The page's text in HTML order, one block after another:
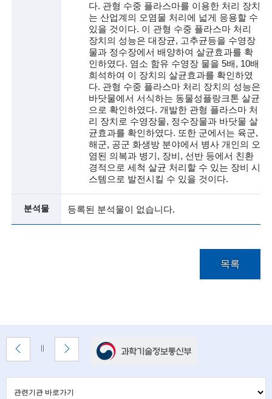
e
d
s
c
e
n
t
i
n
다. 관형 수중 플라스마를 이용한 처리 장치
는 산업계의 오염물 처리에 넓게 응용할 수
있을 것이다. 이 관형 수중 플라스마 처리
장치의 성능은 대장균, 고추균등을 수영장
물과 정수장에서 배양하여 살균효과를 확
인하였다. 염소 함유 수영장 물을 5배, 10배
희석하여 이 장치의 살균효과를 확인하였
다. 관형 수중 플라스마 처리 장치의 성능은
바닷물에서 서식하는 동물성플랑크톤 살균
으로 확인하였다. 개발한 관형 플라스마 처
리 장치로 수영장물, 정수장물과 바닷물 살
균효과를 확인하였다. 또한 군에서는 육군,
해군, 공군 화생방 분야에서 병사 개인의 오
염된 의복과 병기, 장비, 선반 등에서 친환
경적으로 세척 살균 처리할 수 있는 장비 시
스템으로 발전시킬 수 있을 것이다.
분석물 등록된 분석물이 없습니다.
목록
배
너
존
전
너
보
너
지
음
너
보